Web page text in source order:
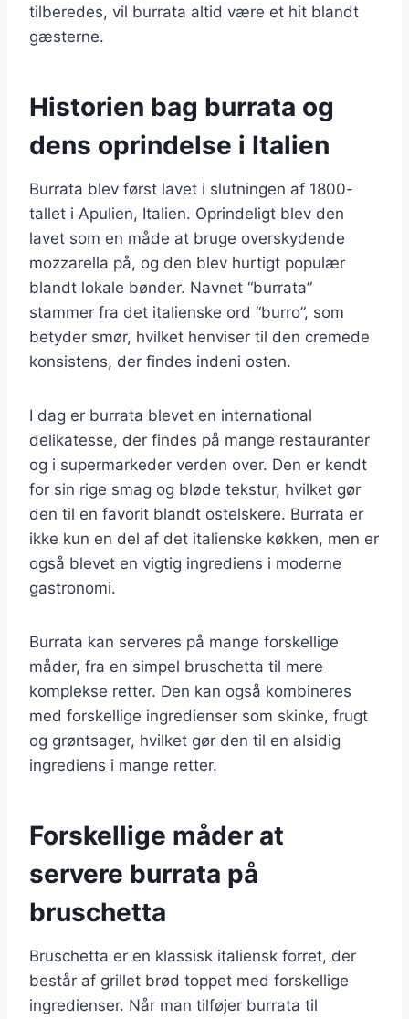
tilberedes, vil burrata altid være et hit blandt
gæsterne.
Historien bag burrata og
dens oprindelse i Italien
Burrata blev først lavet i slutningen af 1800-
tallet i Apulien, Italien. Oprindeligt blev den
lavet som en måde at bruge overskydende
mozzarella på, og den blev hurtigt populær
blandt lokale bønder. Navnet “burrata”
stammer fra det italienske ord “burro”, som
betyder smør, hvilket henviser til den cremede
konsistens, der findes indeni osten.
I dag er burrata blevet en international
delikatesse, der findes på mange restauranter
og i supermarkeder verden over. Den er kendt
for sin rige smag og bløde tekstur, hvilket gør
den til en favorit blandt ostelskere. Burrata er
ikke kun en del af det italienske køkken, men er
også blevet en vigtig ingrediens i moderne
gastronomi.
Burrata kan serveres på mange forskellige
måder, fra en simpel bruschetta til mere
komplekse retter. Den kan også kombineres
med forskellige ingredienser som skinke, frugt
og grøntsager, hvilket gør den til en alsidig
ingrediens i mange retter.
Forskellige måder at
servere burrata på
bruschetta
Bruschetta er en klassisk italiensk forret, der
består af grillet brød toppet med forskellige
ingredienser. Når man tilføjer burrata til